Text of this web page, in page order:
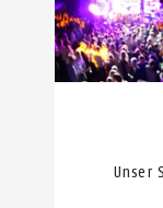
Unser